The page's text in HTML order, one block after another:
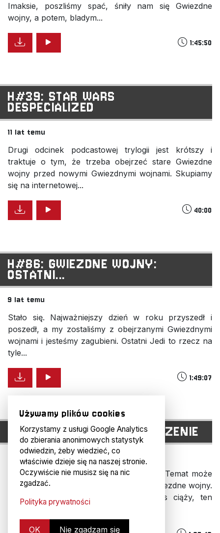
Imaksie, poszliśmy spać, śniły nam się Gwiezdne
wojny, a potem, bladym...
1:45:50
H#39: STAR WARS
DESPECIALIZED
11 lat temu
Drugi odcinek podcastowej trylogii jest krótszy i
traktuje o tym, że trzeba obejrzeć stare Gwiezdne
wojny przed nowymi Gwiezdnymi wojnami. Skupiamy
się na internetowej...
40:00
H#86: GWIEZDNE WOJNY:
OSTATNI...
9 lat temu
Stało się. Najważniejszy dzień w roku przyszedł i
poszedł, a my zostaliśmy z obejrzanymi Gwiezdnymi
wojnami i jesteśmy zagubieni. Ostatni Jedi to rzecz na
tyle...
1:49:07
H#134: SKYWALKER. ODRODZENIE
7 lat temu
Witajcie w ostatnim nagraniu 2019 roku. Temat może
być tylko jeden - dziewiąta część sagi Gwiezdne wojny.
Z racji wielkości zadania, jakie na nas ciąży, ten
podcast jest...
Używamy plików cookies
Korzystamy z usługi Google Analytics
do zbierania anonimowych statystyk
odwiedzin, żeby wiedzieć, co
właściwie dzieje się na naszej stronie.
Oczywiście nie musisz się na nic
zgadzać.
Polityka prywatności
OK Nie zgadzam się